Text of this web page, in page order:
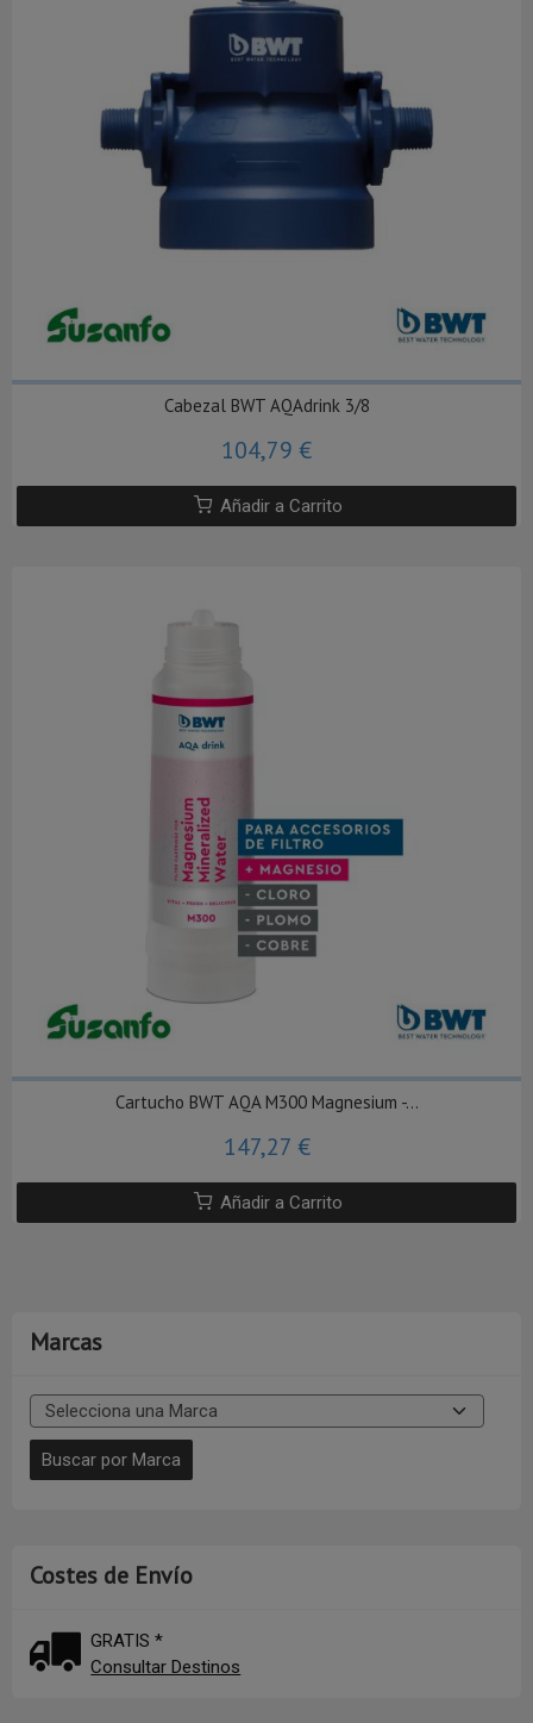
Marcas
Costes de Envío
GRATIS *
Consultar Destinos
Cabezal BWT AQAdrink 3/8
104,79 €
Añadir a Carrito
Cartucho BWT AQA M300 Magnesium -...
147,27 €
Añadir a Carrito